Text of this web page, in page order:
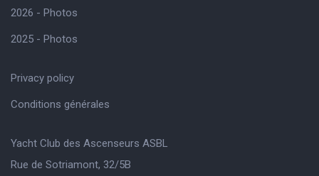
2026 - Photos
2025 - Photos
Privacy policy
Conditions générales
Yacht Club des Ascenseurs ASBL
Rue de Sotriamont, 32/5B